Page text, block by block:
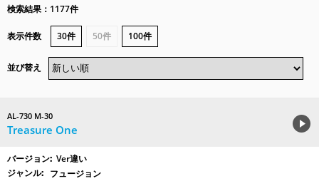
検索結果：1177件
表示件数 30件 50件 100件
並び替え
AL-730 M-30
Treasure One
Ver違い
フュージョン